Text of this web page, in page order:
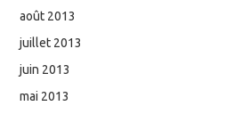
août 2013
juillet 2013
juin 2013
mai 2013